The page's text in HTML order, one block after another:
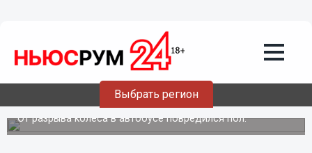
Выбрать регион
Нижегородка получила травму в
рейсовом автобусе, у которого
разорвалось колесо
От разрыва колеса в автобусе повредился пол.